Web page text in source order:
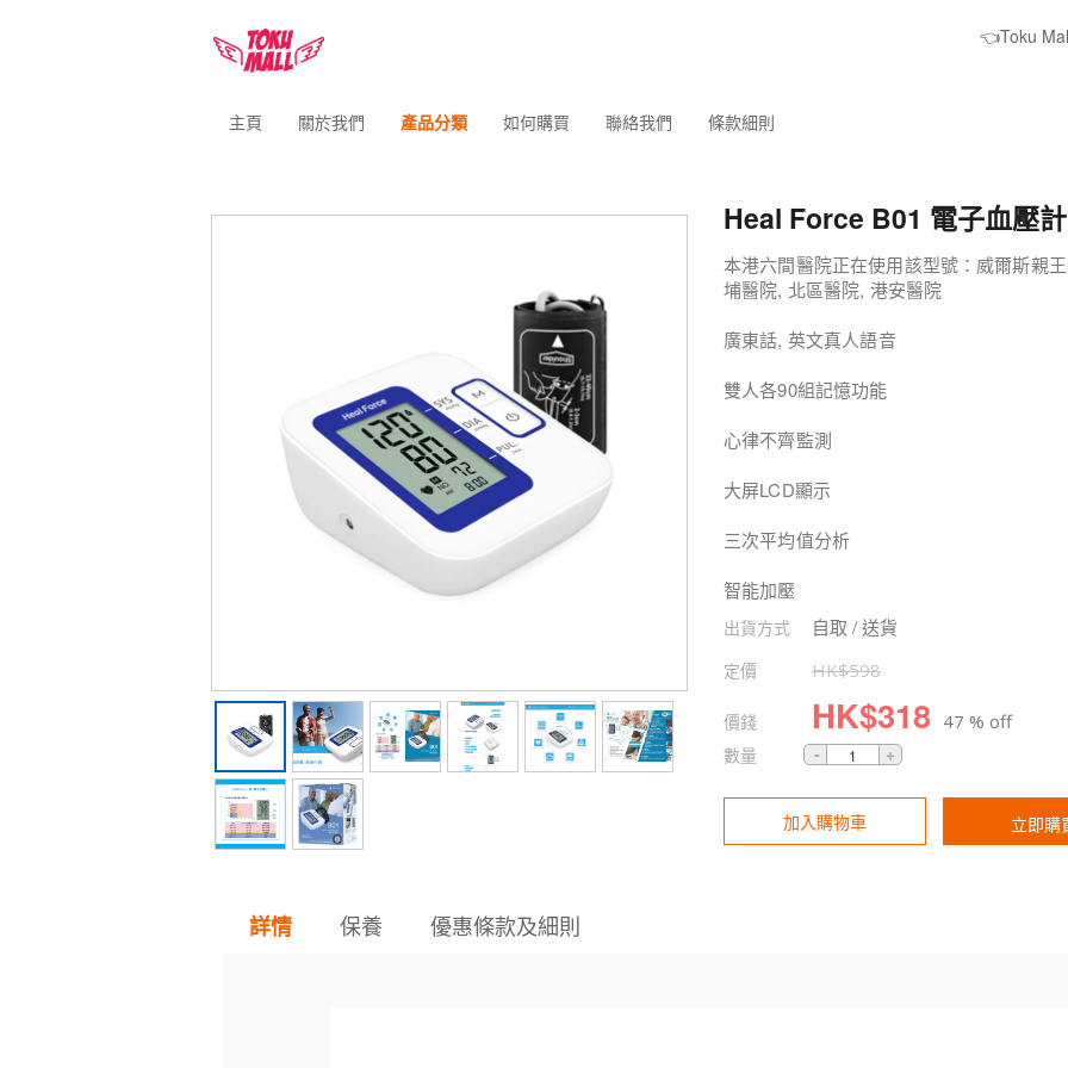
👈Toku
主頁 關於我們 產品分類 如何購買 聯絡我們 條款細則
Heal Force B01 電子血壓計
本港六間醫院正在使用該型號：威爾斯親
埔醫院, 北區醫院, 港安醫院
廣東話, 英文真人語音
雙人各90組記憶功能
心律不齊監測
大屏LCD顯示
三次平均值分析
智能加壓
出貨方式 自取 / 送貨
定價 HK$598
價錢 HK$318 47 % off
數量
加入購物車 立即購
詳情 保養 優惠條款及細則